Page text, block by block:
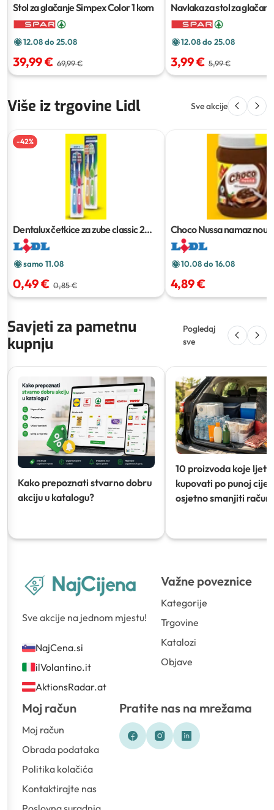
Stol za glačanje Simpex Color1 kom
12.08 do 25.08
39,99 € 69,99 €
Navlaka za stol za
Basic1 kom
12.08 do 25.08
3,99 € 5,99 €
Više iz trgovine Lidl Sve akcije
-42%
Dentalux četkice za zube classic2
kom
samo 11.08
0,49 € 0,85 €
Choco Nussa namaz
10.08 do 16.08
4,89 €
Savjeti za pametnu
kupnju
Pogledaj
sve
Kako prepoznati stvarno dobru
akciju u katalogu?
10 proizvoda koje ljeti
kupovati po punoj
osjetno smanjiti račun)
Sve akcije na jednom mjestu!
NajCena.si
ilVolantino.it
AktionsRadar.at
Važne poveznice
Kategorije
Trgovine
Katalozi
Objave
Moj račun
Moj račun
Obrada podataka
Politika kolačića
Kontaktirajte nas
Pratite nas na mrežama